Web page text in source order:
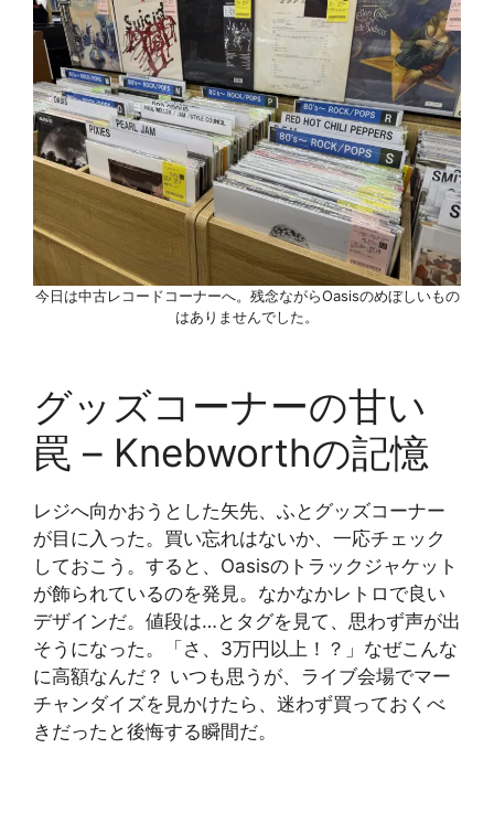
今日は中古レコードコーナーへ。残念ながらOasisのめぼしいもの
はありませんでした。
グッズコーナーの甘い
罠 – Knebworthの記憶
レジへ向かおうとした矢先、ふとグッズコーナー
が目に入った。買い忘れはないか、一応チェック
しておこう。すると、Oasisのトラックジャケット
が飾られているのを発見。なかなかレトロで良い
デザインだ。値段は…とタグを見て、思わず声が出
そうになった。「さ、3万円以上！？」なぜこんな
に高額なんだ？ いつも思うが、ライブ会場でマー
チャンダイズを見かけたら、迷わず買っておくべ
きだったと後悔する瞬間だ。